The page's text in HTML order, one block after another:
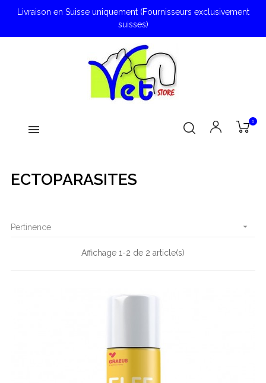
Livraison en Suisse uniquement (Fournisseurs exclusivement
suisses)
0
ECTOPARASITES
Pertinence 
Affichage 1-2 de 2 article(s)